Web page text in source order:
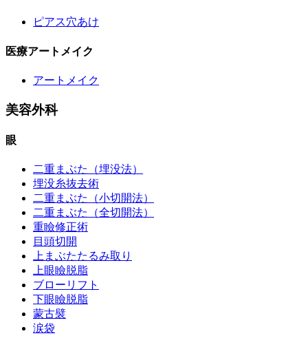
ピアス穴あけ
医療アートメイク
アートメイク
美容外科
眼
二重まぶた（埋没法）
埋没糸抜去術
二重まぶた（小切開法）
二重まぶた（全切開法）
重瞼修正術
目頭切開
上まぶたたるみ取り
上眼瞼脱脂
ブローリフト
下眼瞼脱脂
蒙古襞
涙袋